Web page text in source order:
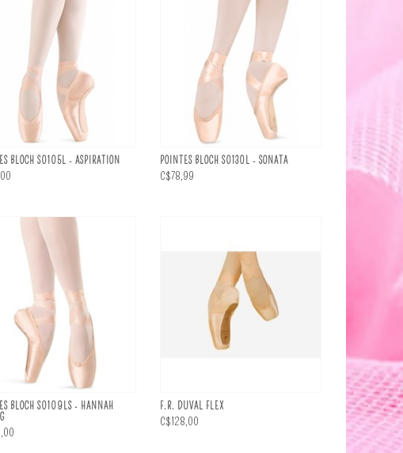
BLOCH S0105L - ASPIRATION POINTES BLOCH S0130L - SONATA
C$78,99
BLOCH S0109LS - HANNAH
F.R. DUVAL FLEX
C$128,00